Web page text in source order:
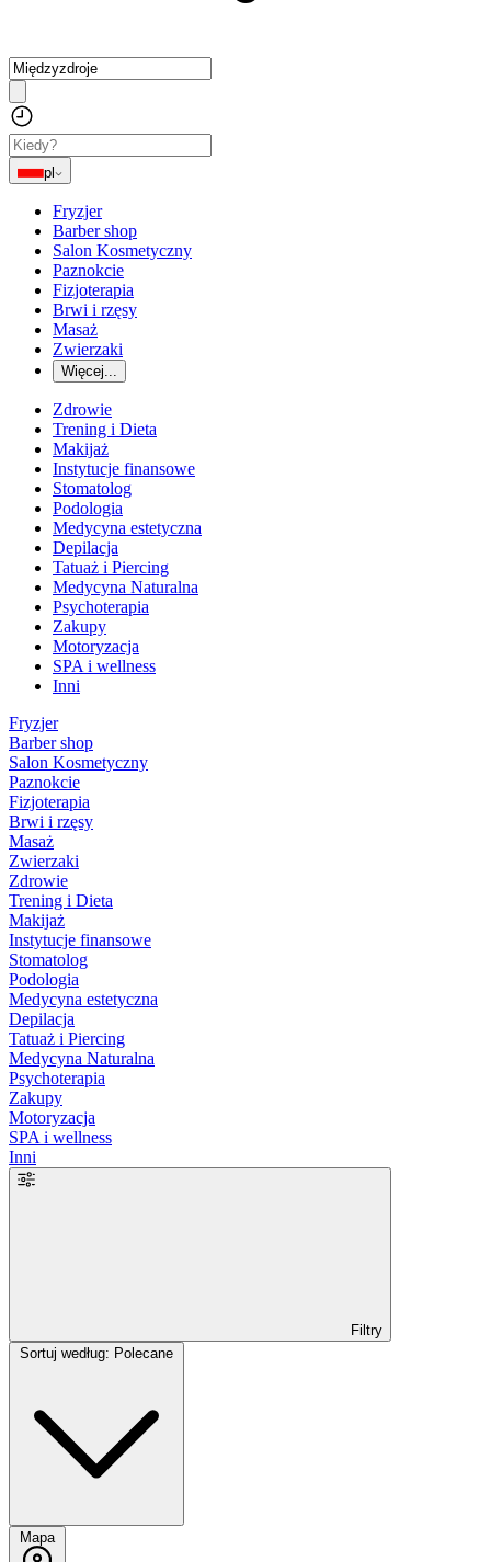
pl
Fryzjer
Barber shop
Salon Kosmetyczny
Paznokcie
Fizjoterapia
Brwi i rzęsy
Masaż
Zwierzaki
Więcej...
Zdrowie
Trening i Dieta
Makijaż
Instytucje finansowe
Stomatolog
Podologia
Medycyna estetyczna
Depilacja
Tatuaż i Piercing
Medycyna Naturalna
Psychoterapia
Zakupy
Motoryzacja
SPA i wellness
Inni
Fryzjer
Barber shop
Salon Kosmetyczny
Paznokcie
Fizjoterapia
Brwi i rzęsy
Masaż
Zwierzaki
Zdrowie
Trening i Dieta
Makijaż
Instytucje finansowe
Stomatolog
Podologia
Medycyna estetyczna
Depilacja
Tatuaż i Piercing
Medycyna Naturalna
Psychoterapia
Zakupy
Motoryzacja
SPA i wellness
Inni
Filtry
Mapa